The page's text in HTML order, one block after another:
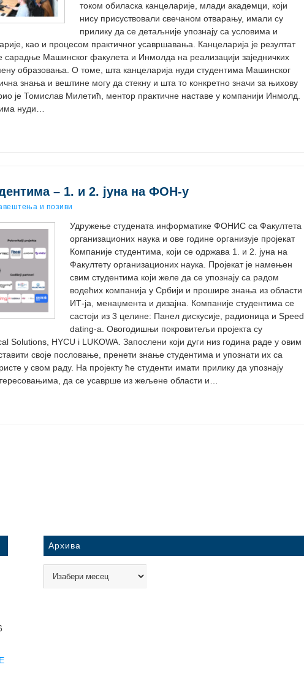
током обиласка канцеларије, млади академци, који
нису присуствовали свечаном отварању, имали су
прилику да се детаљније упознају са условима и
као и процесом практичног усавршавања. Канцеларија је резултат
Машинског факулета и Инмолда на реализацији заједничких
образовања. О томе, шта канцеларија нуди студентима Машинског
знања и вештине могу да стекну и шта то конкретно значи за њихову
је Томислав Милетић, ментор практичне наставе у компанији Инмолд.
нуди…
– 1. и 2. јуна на ФОН-у
и позиви
Удружење студената информатике ФОНИС са Факултета
организационих наука и ове године организује пројекат
Компаније студентима, који се одржава 1. и 2. јуна на
Факултету организационих наука. Пројекат је намењен
свим студентима који желе да се упознају са радом
водећих компанија у Србији и прошире знања из области
ИТ-ја, менаџмента и дизајна. Компаније студентима се
састоји из 3 целине: Панел дискусије, радионица и Speed
dating-a. Овогодишњи покровитељи пројекта су
Solutions, HYCU i LUKOWA. Запослени који дуги низ година раде у овим
своје пословање, пренети знање студентима и упознати их са
у свом раду. На пројекту ће студенти имати прилику да упознају
да се усаврше из жељене области и…
Архива